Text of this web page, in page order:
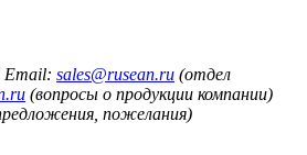
Email: sales@rusean.ru (отдел
(вопросы о продукции компании)
пожелания)